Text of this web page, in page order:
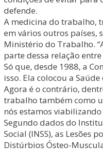
defende.
A medicina do trabalho,
em vários outros países,
Ministério do Trabalho.
parte dessa relação
Só que, desde 1988, a
isso. Ela colocou a
Agora é o contrário,
trabalho também como
nós estamos viabilizando
Segundo dados do
Social (INSS), as Lesões
Distúrbios Ósteo-